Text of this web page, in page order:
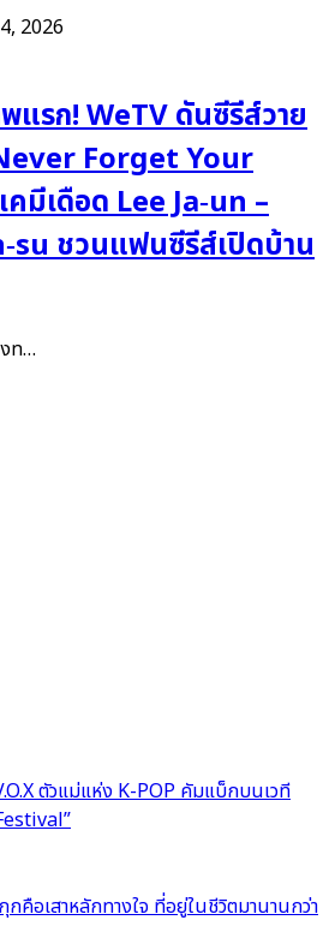
2026
แรก! WeTV ดันซีรีส์วาย
Forget Your
มีเดือด Lee Ja‑un –
ชวนแฟนซีรีส์เปิดบ้าน
งท…
ตัวแม่แห่ง K-POP คัมแบ็กบนเวที
กคือเสาหลักทางใจ ที่อยู่ในชีวิตมานานกว่า